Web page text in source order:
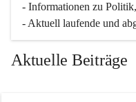
- Informationen zu
- Aktuell laufende und
Aktuelle Beiträge